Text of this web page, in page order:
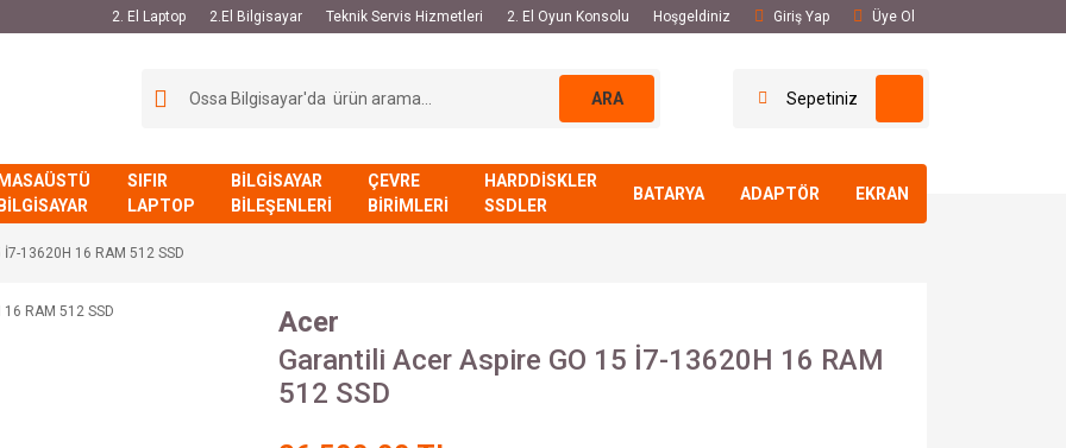
2. El Laptop 2.El Bilgisayar Teknik Servis Hizmetleri 2. El Oyun Konsolu Hoşgeldiniz Giriş Yap Üye Ol
ARA Sepetiniz
MASAÜSTÜ
BİLGİSAYAR
SIFIR
LAPTOP
BİLGİSAYAR
BİLEŞENLERİ
ÇEVRE
BİRİMLERİ
HARDDİSKLER
SSDLER
BATARYA ADAPTÖR EKRAN
13620H 16 RAM 512 SSD
Acer
Garantili Acer Aspire GO 15 İ7-13620H 16 RAM
512 SSD